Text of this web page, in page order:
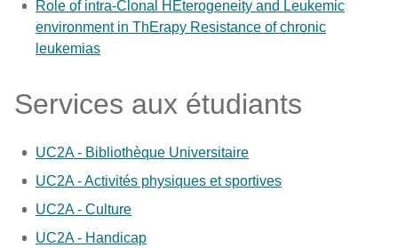
Role of intra-Clonal HEterogeneity and Leukemic
environment in ThErapy Resistance of chronic
leukemias
Services aux étudiants
UC2A - Bibliothèque Universitaire
UC2A - Activités physiques et sportives
UC2A - Culture
UC2A - Handicap